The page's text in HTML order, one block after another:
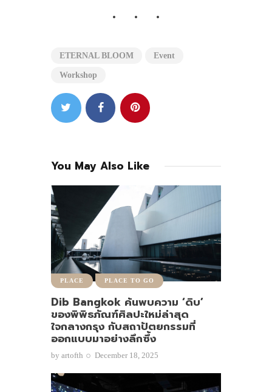
ETERNAL BLOOM Event
Workshop
You May Also Like
PLACE PLACE TO GO
Dib Bangkok ค้นพบความ ‘ดิบ’
ของพิพิธภัณฑ์ศิลปะใหม่ล่าสุด
ใจกลางกรุง กับสถาปัตยกรรมที่
ออกแบบมาอย่างลึกซึ้ง
by artofth December 18, 2025